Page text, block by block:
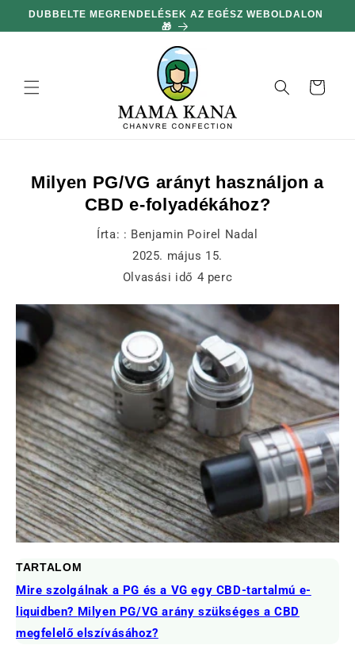
hagyni és
DUBBELTE MEGRENDELÉSEK AZ EGÉSZ WEBOLDALON
🎁
Kosár
Milyen PG/VG arányt használjon a
CBD e-folyadékához?
Írta: : Benjamin Poirel Nadal
2025. május 15.
Olvasási idő 4 perc
TARTALOM
Mire szolgálnak a PG és a VG egy CBD-tartalmú e-
liquidben? Milyen PG/VG arány szükséges a CBD
megfelelő elszívásához?